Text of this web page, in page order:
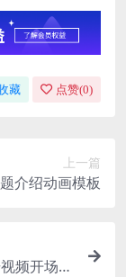
藏 点赞(0)
上一篇
介绍动画模板
频开场模